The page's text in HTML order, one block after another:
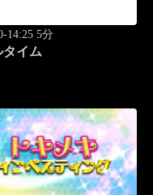
14:25 5分
タイム